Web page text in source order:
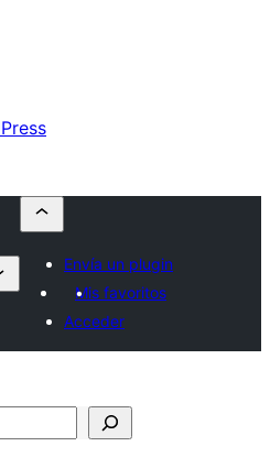
Envía un plugin
Mis favoritos
Acceder